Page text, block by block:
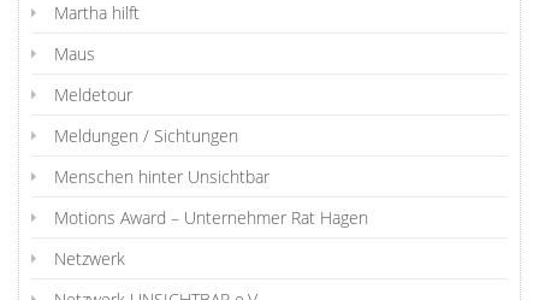
Martha hilft
Maus
Meldetour
Meldungen / Sichtungen
Menschen hinter Unsichtbar
Motions Award – Unternehmer Rat Hagen
Netzwerk